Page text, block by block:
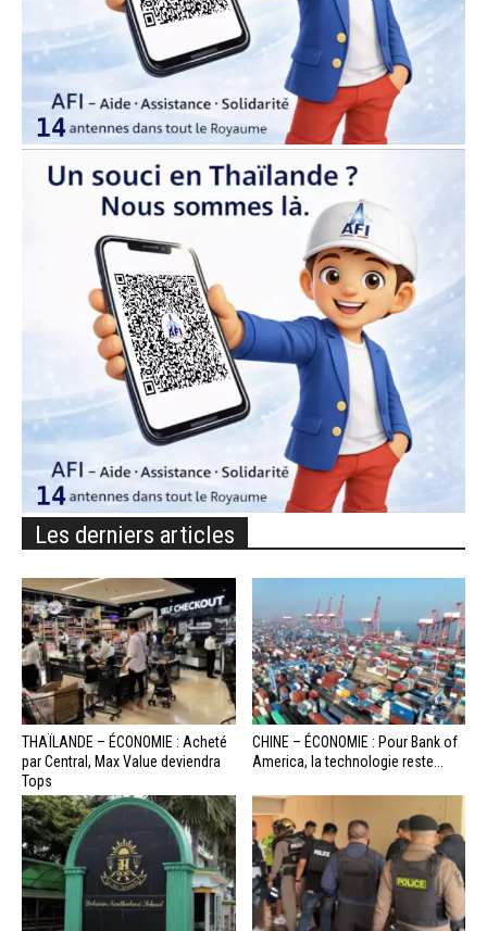
Les derniers articles
THAÏLANDE – ÉCONOMIE : Acheté
par Central, Max Value deviendra
Tops
CHINE – ÉCONOMIE : Pour Bank of
America, la technologie reste...